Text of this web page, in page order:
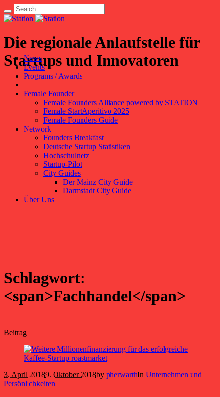
Die regionale Anlaufstelle für
Startups und Innovatoren
News
Events
Programs / Awards
Female Founder
Female Founders Alliance powered by STATION
Female StartAperitivo 2025
Female Founders Guide
Network
Founders Breakfast
Deutsche Startup Statistiken
Hochschulnetz
Startup-Pilot
City Guides
Der Mainz City Guide
Darmstadt City Guide
Über Uns
Schlagwort:
<span>Fachhandel</span>
Beitrag
3. April 20189. Oktober 2018by pherwarthIn Unternehmen und
Persönlichkeiten